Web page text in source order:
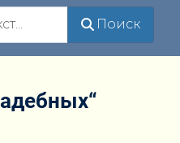
Поиск